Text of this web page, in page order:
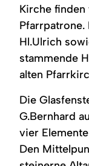
Kirche
Hl.Ulrich
stammende
alten
Die
G.Bernhard
vier
Den